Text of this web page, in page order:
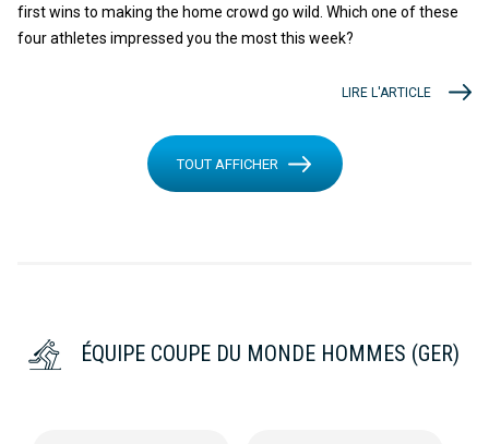
first wins to making the home crowd go wild. Which one of these
four athletes impressed you the most this week?
LIRE L'ARTICLE
TOUT AFFICHER
ÉQUIPE COUPE DU MONDE HOMMES (GER)